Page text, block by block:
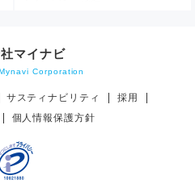
マイナビ
Corporation
サスティナビリティ
採用
個人情報保護方針